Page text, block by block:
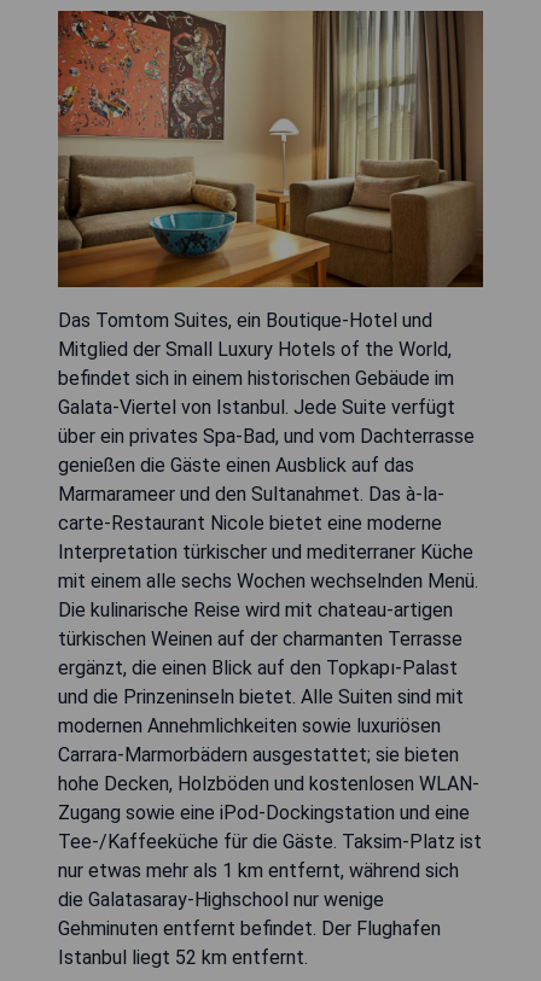
Das Tomtom Suites, ein Boutique-Hotel und
Mitglied der Small Luxury Hotels of the World,
befindet sich in einem historischen Gebäude im
Galata-Viertel von Istanbul. Jede Suite verfügt
über ein privates Spa-Bad, und vom Dachterrasse
genießen die Gäste einen Ausblick auf das
Marmarameer und den Sultanahmet. Das à-la-
carte-Restaurant Nicole bietet eine moderne
Interpretation türkischer und mediterraner Küche
mit einem alle sechs Wochen wechselnden Menü.
Die kulinarische Reise wird mit chateau-artigen
türkischen Weinen auf der charmanten Terrasse
ergänzt, die einen Blick auf den Topkapı-Palast
und die Prinzeninseln bietet. Alle Suiten sind mit
modernen Annehmlichkeiten sowie luxuriösen
Carrara-Marmorbädern ausgestattet; sie bieten
hohe Decken, Holzböden und kostenlosen WLAN-
Zugang sowie eine iPod-Dockingstation und eine
Tee-/Kaffeeküche für die Gäste. Taksim-Platz ist
nur etwas mehr als 1 km entfernt, während sich
die Galatasaray-Highschool nur wenige
Gehminuten entfernt befindet. Der Flughafen
Istanbul liegt 52 km entfernt.